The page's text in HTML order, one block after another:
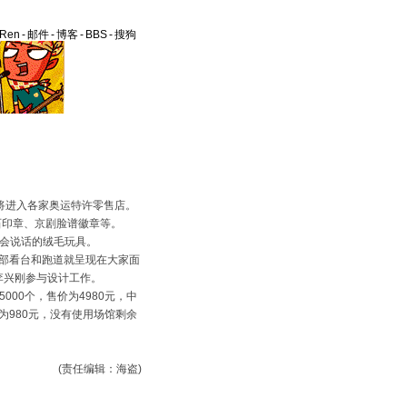
-邮件-博客- BBS-搜狗
入各家奥运特许零售店。
、京剧脸谱徽章等。
说话的绒毛玩具。
台和跑道就呈现在大家面
刚参与设计工作。
个，售价为4980元，中
980元，没有使用场馆剩余
(责任编辑：海盗)